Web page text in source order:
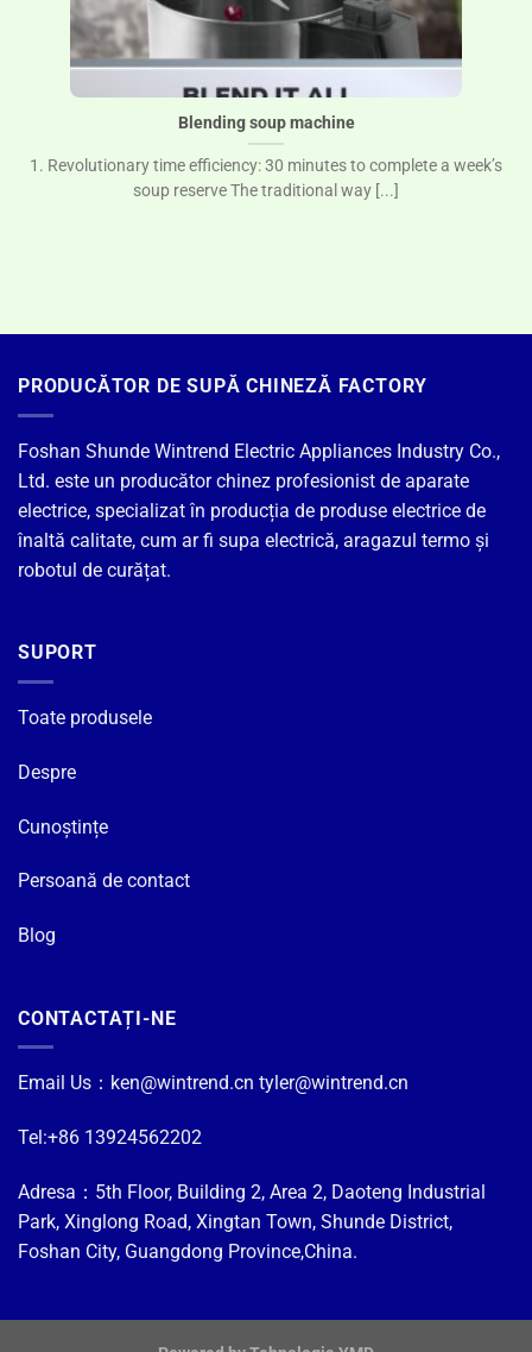
Blending soup machine
1. Revolutionary time efficiency: 30 minutes to complete a week’s
soup reserve The traditional way [...]
PRODUCĂTOR DE SUPĂ CHINEZĂ FACTORY
Foshan Shunde Wintrend Electric Appliances Industry Co.,
Ltd. este un producător chinez profesionist de aparate
electrice, specializat în producția de produse electrice de
înaltă calitate, cum ar fi supa electrică, aragazul termo și
robotul de curățat.
SUPORT
Toate produsele
Despre
Cunoștințe
Persoană de contact
Blog
CONTACTAȚI-NE
Email Us： ken@wintrend.cn tyler@wintrend.cn
Tel:+86 13924562202
Adresa：5th Floor, Building 2, Area 2, Daoteng Industrial
Park, Xinglong Road, Xingtan Town, Shunde District,
Foshan City, Guangdong Province,China.